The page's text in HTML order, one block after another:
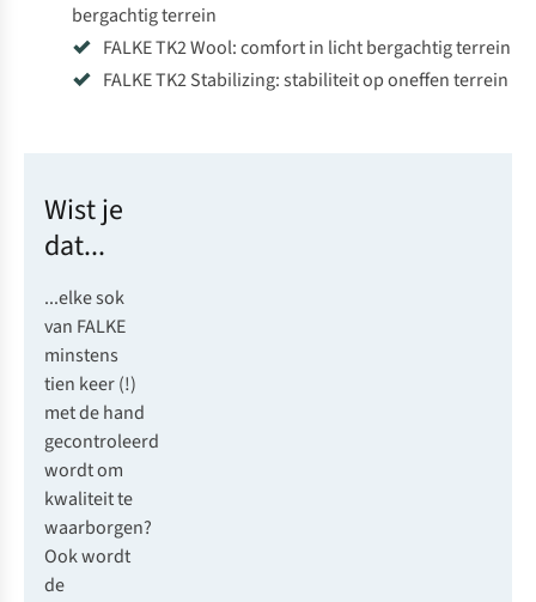
bergachtig terrein
FALKE TK2 Wool: comfort in licht bergachtig terrein
FALKE TK2 Stabilizing: stabiliteit op oneffen terrein
Wist je
dat...
...elke sok
van FALKE
minstens
tien keer (!)
met de hand
gecontroleerd
wordt om
kwaliteit te
waarborgen?
Ook wordt
de